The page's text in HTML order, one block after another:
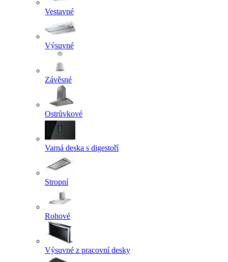
Vestavné
Výsuvné
Závěsné
Ostrůvkové
Varná deska s digestoří
Stropní
Rohové
Výsuvné z pracovní desky